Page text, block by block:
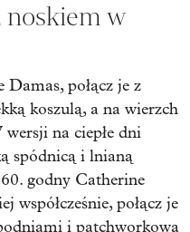
noskiem w
Damas, połącz je z
koszulą, a na wierzch
wersji na ciepłe dni
spódnicą i lnianą
godny Catherine
współcześnie, połącz je
i patchworkową